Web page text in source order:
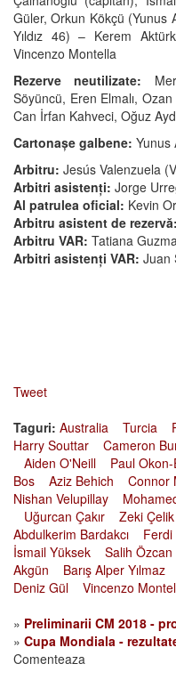
Güler, Orkun Kökçü (Yunus
Yıldız 46) – Kerem
Vincenzo Montella
Rezerve neutilizate:
Söyüncü, Eren Elmalı,
Can İrfan Kahveci, Oğuz
Cartonașe galbene: Yunus
Arbitru: Jesús Valenzuela
Arbitri asistenți: Jorge
Al patrulea oficial: Kevin
Arbitru asistent de rezervă:
Arbitru VAR: Tatiana
Arbitri asistenți VAR: Juan
Tweet
Taguri: Australia Turcia
Harry Souttar
Cameron
Aiden O'Neill
Paul
Bos
Aziz Behich Connor
Nishan Velupillay
Uğurcan Çakır
Zeki Çelik
Abdulkerim Bardakcı
Ferdi
İsmail Yüksek
Salih Özcan
Akgün
Barış Alper Yılmaz
Deniz Gül
Vincenzo
» Preliminarii CM 2018 -
» Cupa Mondiala -
Comenteaza